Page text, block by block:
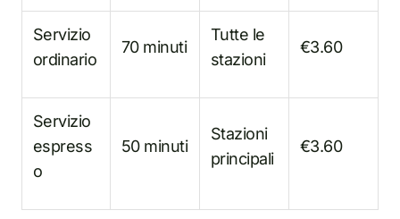
Servizio
ordinario
70 minuti
Tutte le
stazioni
€3.60
Servizio
espress
o
50 minuti
Stazioni
principali
€3.60